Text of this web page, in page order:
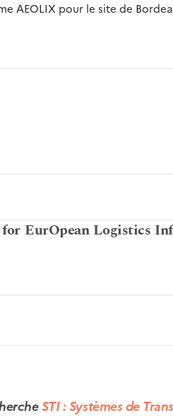
AEOLIX pour le site de
EurOpean Logistics
STI : Systèmes de